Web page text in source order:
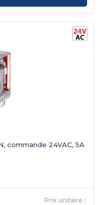
commande 24VAC, 5A
Prix unitaire :